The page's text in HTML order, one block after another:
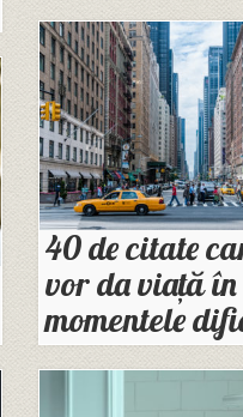
40 de citate
vor da viață în
momentele